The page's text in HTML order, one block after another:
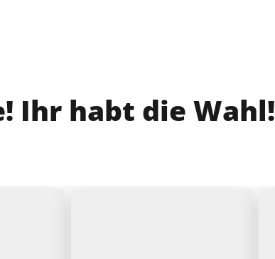
Ihr habt die Wahl!